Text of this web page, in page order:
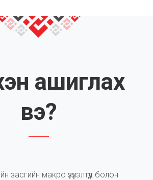
ашиглах
вэ?
макро үзүүлэлтүүд болон